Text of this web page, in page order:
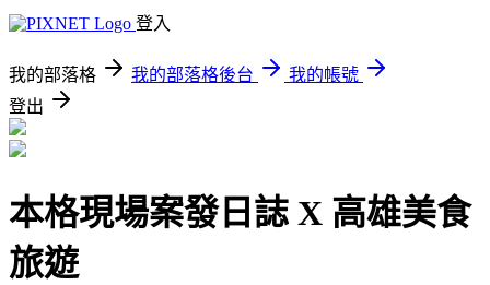
登入
我的部落格 我的部落格後台
我的帳號
登出
本格現場案發日誌 X 高雄美食
旅遊